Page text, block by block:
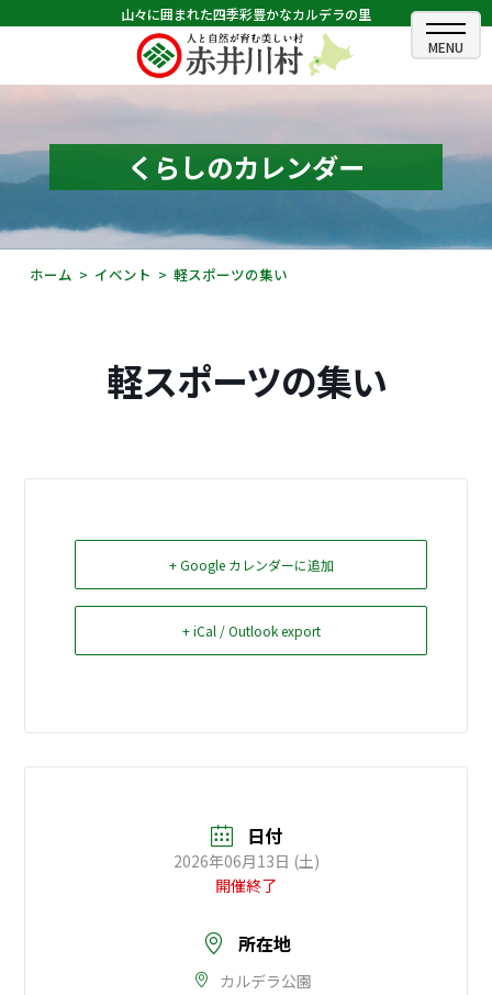
山々に囲まれた四季彩豊かなカルデラの里
ホーム
むらのできごと
むらのプロフィール
くらしの情報
観光・イベント情報
Select Language▼
くらしのカレンダー
ホーム イベント 軽スポーツの集い
軽スポーツの集い
+ Google カレンダーに追加
+ iCal / Outlook export
日付
2026年06月13日 (土)
開催終了
所在地
カルデラ公園